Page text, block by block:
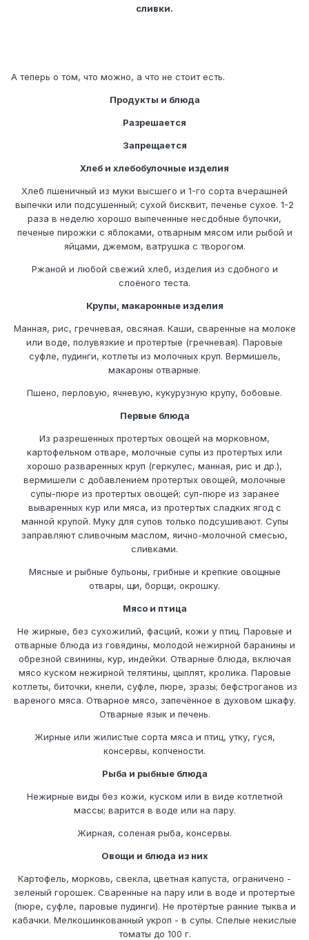
сливки.
А теперь о том, что можно, а что не стоит есть.
Продукты и блюда
Разрешается
Запрещается
Хлеб и хлебобулочные изделия
Хлеб пшеничный из муки высшего и 1-го сорта вчерашней
выпечки или подсушенный; сухой бисквит, печенье сухое. 1-2
раза в неделю хорошо выпеченные несдобные булочки,
печеные пирожки с яблоками, отварным мясом или рыбой и
яйцами, джемом, ватрушка с творогом.
Ржаной и любой свежий хлеб, изделия из сдобного и
слоёного теста.
Крупы, макаронные изделия
Манная, рис, гречневая, овсяная. Каши, сваренные на молоке
или воде, полувязкие и протертые (гречневая). Паровые
суфле, пудинги, котлеты из молочных круп. Вермишель,
макароны отварные.
Пшено, перловую, ячневую, кукурузную крупу, бобовые.
Первые блюда
Из разрешенных протертых овощей на морковном,
картофельном отваре, молочные супы из протертых или
хорошо разваренных круп (геркулес, манная, рис и др.),
вермишели с добавлением протертых овощей, молочные
супы-пюре из протертых овощей; суп-пюре из заранее
вываренных кур или мяса, из протертых сладких ягод с
манной крупой. Муку для супов только подсушивают. Супы
заправляют сливочным маслом, яично-молочной смесью,
сливками.
Мясные и рыбные бульоны, грибные и крепкие овощные
отвары, щи, борщи, окрошку.
Мясо и птица
Не жирные, без сухожилий, фасций, кожи у птиц. Паровые и
отварные блюда из говядины, молодой нежирной баранины и
обрезной свинины, кур, индейки. Отварные блюда, включая
мясо куском нежирной телятины, цыплят, кролика. Паровые
котлеты, биточки, кнели, суфле, пюре, зразы; бефстроганов из
вареного мяса. Отварное мясо, запечённое в духовом шкафу.
Отварные язык и печень.
Жирные или жилистые сорта мяса и птиц, утку, гуся,
консервы, копчености.
Рыба и рыбные блюда
Нежирные виды без кожи, куском или в виде котлетной
массы; варится в воде или на пару.
Жирная, соленая рыба, консервы.
Овощи и блюда из них
Картофель, морковь, свекла, цветная капуста, ограничено -
зеленый горошек. Сваренные на пару или в воде и протертые
(пюре, суфле, паровые пудинги). Не протёртые ранние тыква и
кабачки. Мелкошинкованный укроп - в супы. Спелые некислые
томаты до 100 г.